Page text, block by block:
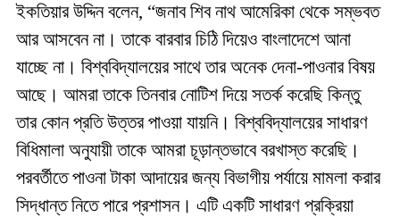
ইকতিয়ার উদ্দিন বলেন, “জনাব শিব নাথ আমেরিকা থেকে সম্ভবত
আর আসবেন না। তাকে বারবার চিঠি দিয়েও বাংলাদেশে আনা
যাচ্ছে না। বিশ্ববিদ্যালয়ের সাথে তার অনেক দেনা-পাওনার বিষয়
আছে। আমরা তাকে তিনবার নোটিশ দিয়ে সতর্ক করেছি কিন্তু
তার কোন প্রতি উত্তর পাওয়া যায়নি। বিশ্ববিদ্যালয়ের সাধারণ
বিধিমালা অনুযায়ী তাকে আমরা চূড়ান্তভাবে বরখাস্ত করেছি।
পরবর্তীতে পাওনা টাকা আদায়ের জন্য বিভাগীয় পর্যায়ে মামলা করার
সিদ্ধান্ত নিতে পারে প্রশাসন। এটি একটি সাধারণ প্রক্রিয়া